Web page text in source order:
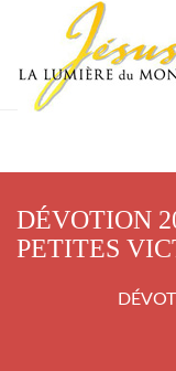
DÉVOTION
PETITES